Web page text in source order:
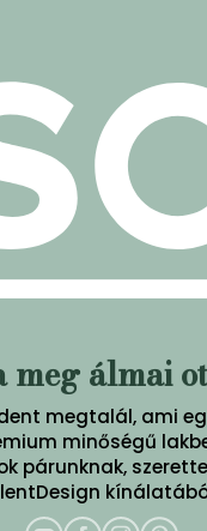
meg álmai
megtalál, ami
minőségű
párunknak,